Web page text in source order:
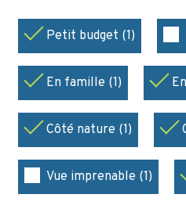
Petit budget (1)
En famille (1)
Côté nature (1)
Vue imprenable (1)